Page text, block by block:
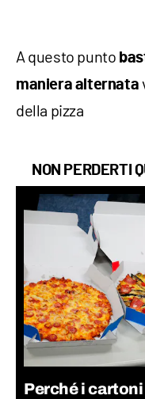
A questo punto
maniera alternata
della pizza
NON PERDERTI
Perché i